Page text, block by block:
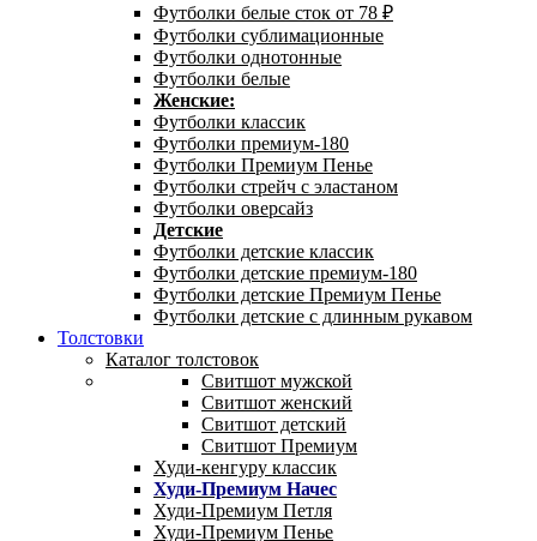
Футболки белые сток от 78 ₽
Футболки сублимационные
Футболки однотонные
Футболки белые
Женские:
Футболки классик
Футболки премиум-180
Футболки Премиум Пенье
Футболки стрейч с эластаном
Футболки оверсайз
Детские
Футболки детские классик
Футболки детские премиум-180
Футболки детские Премиум Пенье
Футболки детские с длинным рукавом
Толстовки
Каталог толстовок
Свитшот мужской
Свитшот женский
Свитшот детский
Свитшот Премиум
Худи-кенгуру классик
Худи-Премиум Начес
Худи-Премиум Петля
Худи-Премиум Пенье